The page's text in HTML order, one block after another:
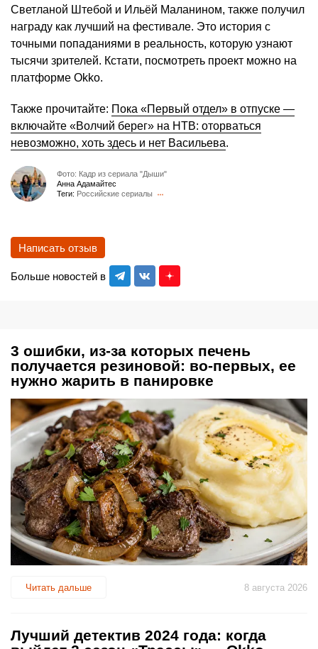
Светланой Штебой и Ильёй Маланином, также получил
награду как лучший на фестивале. Это история с
точными попаданиями в реальность, которую узнают
тысячи зрителей. Кстати, посмотреть проект можно на
платформе Okko.
Также прочитайте: Пока «Первый отдел» в отпуске —
включайте «Волчий берег» на НТВ: оторваться
невозможно, хоть здесь и нет Васильева.
Фото: Кадр из сериала "Дыши"
Анна Адамайтес
Теги: Российские сериалы
Больше новостей в
Написать отзыв
3 ошибки, из-за которых печень
получается резиновой: во-первых, ее
нужно жарить в панировке
Читать дальше 8 августа 2026
Лучший детектив 2024 года: когда